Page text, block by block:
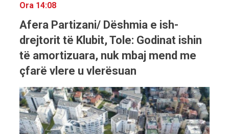
Ora 14:08
Afera Partizani/ Dëshmia e ish-
drejtorit të Klubit, Tole: Godinat ishin
të amortizuara, nuk mbaj mend me
çfarë vlere u vlerësuan